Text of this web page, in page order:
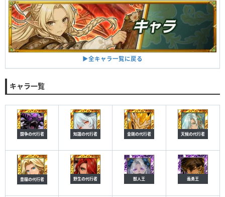
▶︎全キャラ一覧に戻る
キャラ一覧
闘争の代行者 知識の代行者 金剛の代行者 天候の代行者
豊穣の代行者 野生の代行者 獣人王 義勇王